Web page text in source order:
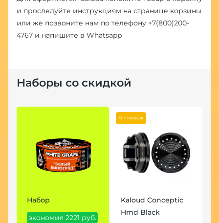
и проследуйте инструкциям на странице корзины
или же позвоните нам по телефону +7(800)200-
4767и напишите в Whatsapp
Наборы со скидкой
Набор
экономия 2221 руб.
Хит продаж
Kaloud Conceptic
Hmd Black